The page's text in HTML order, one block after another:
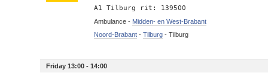
A1 Tilburg rit: 139500
Ambulance - Midden- en West-Brabant
Noord-Brabant -Tilburg -Tilburg
Friday 13:00 - 14:00